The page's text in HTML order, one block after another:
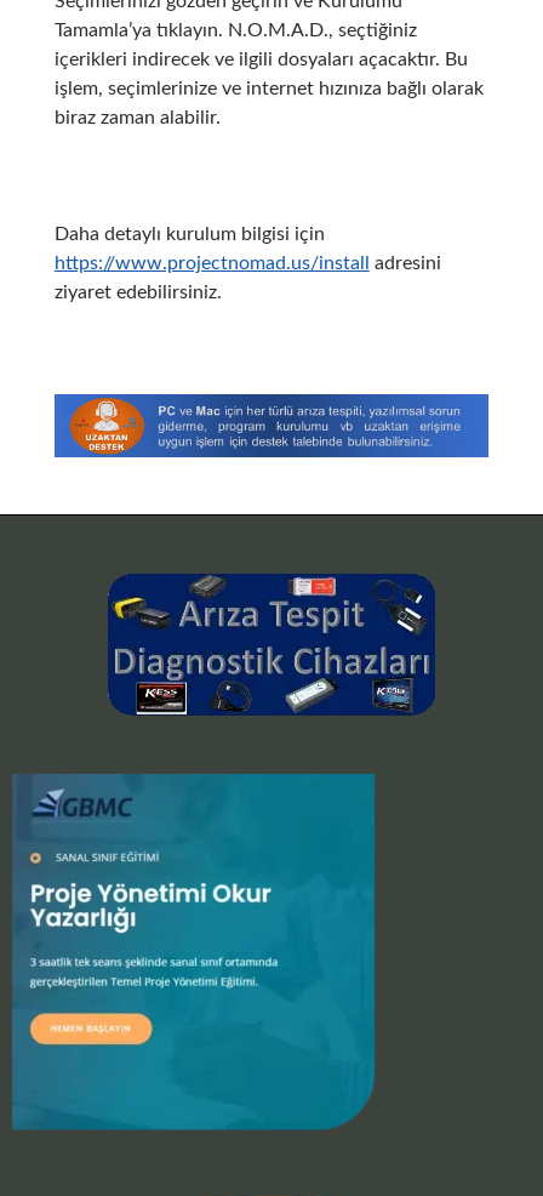
Tamamla’ya tıklayın. N.O.M.A.D., seçtiğiniz
içerikleri indirecek ve ilgili dosyaları açacaktır. Bu
işlem, seçimlerinize ve internet hızınıza bağlı olarak
biraz zaman alabilir.
Daha detaylı kurulum bilgisi için
https://www.projectnomad.us/install
adresini
ziyaret edebilirsiniz.